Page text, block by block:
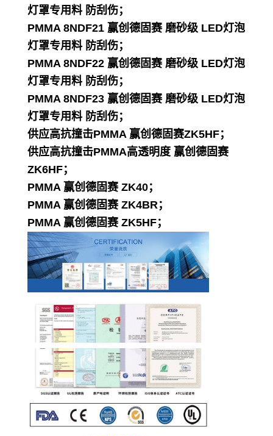
灯罩专用料 防刮伤；
PMMA 8NDF21 赢创德固赛 磨砂级 LED灯泡
灯罩专用料 防刮伤；
PMMA 8NDF22 赢创德固赛 磨砂级 LED灯泡
灯罩专用料 防刮伤；
PMMA 8NDF23 赢创德固赛 磨砂级 LED灯泡
灯罩专用料 防刮伤；
供应高抗撞击PMMA 赢创德固赛ZK5HF；
供应高抗撞击PMMA高透明度 赢创德固赛
ZK6HF；
PMMA 赢创德固赛 ZK40；
PMMA 赢创德固赛 ZK4BR；
PMMA 赢创德固赛 ZK5HF；